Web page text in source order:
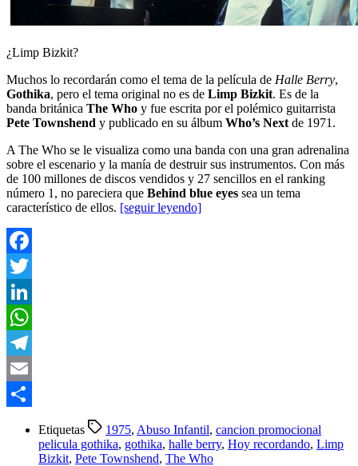
¿Limp Bizkit?
Muchos lo recordarán como el tema de la película de Halle Berry,
Gothika, pero el tema original no es de Limp Bizkit. Es de la
banda británica The Who y fue escrita por el polémico guitarrista
Pete Townshend y publicado en su álbum Who’s Next de 1971.
A The Who se le visualiza como una banda con una gran adrenalina
sobre el escenario y la manía de destruir sus instrumentos. Con más
de 100 millones de discos vendidos y 27 sencillos en el ranking
número 1, no pareciera que Behind blue eyes sea un tema
característico de ellos. [seguir leyendo]
Facebook
Twitter
LinkedIn
WhatsApp
Telegram
Email
Etiquetas 1975, Abuso Infantil, cancion promocional
pelicula gothika, gothika, halle berry, Hoy recordando, Limp
Bizkit, Pete Townshend, The Who